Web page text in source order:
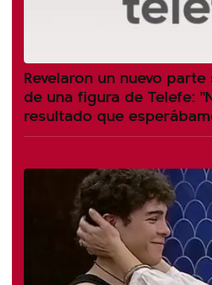
Revelaron un nuevo
de una figura de Telefe:
resultado que